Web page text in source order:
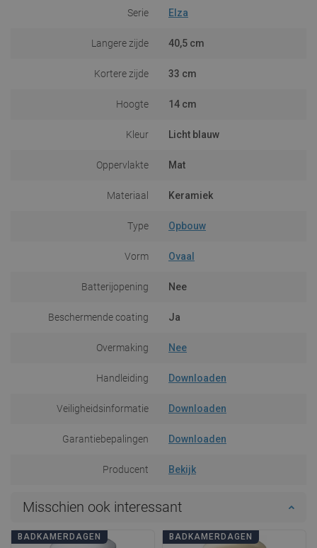
Serie Elza
Langere zijde 40,5 cm
Kortere zijde 33 cm
Hoogte 14 cm
Kleur Licht blauw
Oppervlakte Mat
Materiaal Keramiek
Type Opbouw
Vorm Ovaal
Batterijopening Nee
Beschermende coating Ja
Overmaking Nee
Handleiding Downloaden
Veiligheidsinformatie Downloaden
Garantiebepalingen Downloaden
Producent Bekijk
Misschien ook interessant
BADKAMERDAGEN BADKAMERDAGEN